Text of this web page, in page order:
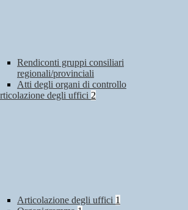
Rendiconti gruppi consiliari
regionali/provinciali
Atti degli organi di controllo
degli uffici 2
Articolazione degli uffici 1